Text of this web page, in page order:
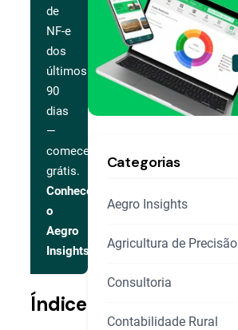
de
NF-e
dos
últimos
90
dias
—
comece
grátis.
Conhecer
o
Aegro
Insights
Índice
Categorias
Aegro Insights
Agricultura de Precisão
Consultoria
Contabilidade Rural